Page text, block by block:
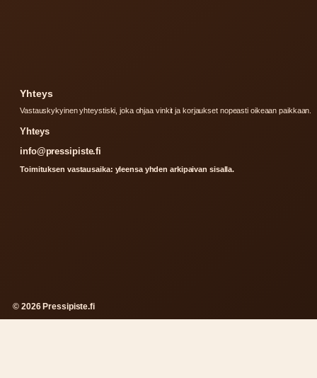
Yhteys
Vastauskykyinen yhteystiski, joka ohjaa vinkit ja korjaukset nopeasti oikeaan paikkaan.
Yhteys
info@pressipiste.fi
Toimituksen vastausaika: yleensa yhden arkipaivan sisalla.
© 2026 Pressipiste.fi